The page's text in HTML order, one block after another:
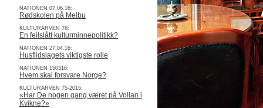
NATIONEN 07.06.16:
Rødskolen på Melbu
KULTURARVEN 76:
En feilslått kulturminnepolitikk?
NATIONEN 27.04.16:
Husflidslagets viktigste rolle
NATIONEN 150316:
Hvem skal forsvare Norge?
KULTURARVEN 75-2015:
«Har De nogen gang været på Vollan i
Kvikne?»